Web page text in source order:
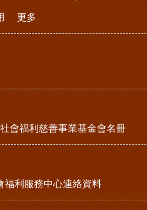
更多
會福利慈善事業基金會名冊
福利服務中心連絡資料